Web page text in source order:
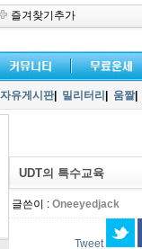
즐겨찾기추가
자유게시판| 밀리터리 움짤|
UDT의 특수교육
글쓴이 : Oneeyedjack
Tweet